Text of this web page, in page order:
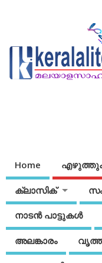
Home
ക്ലാസിക്
നാടന്‍ പാട്ടുകള്‍
അലങ്കാരം